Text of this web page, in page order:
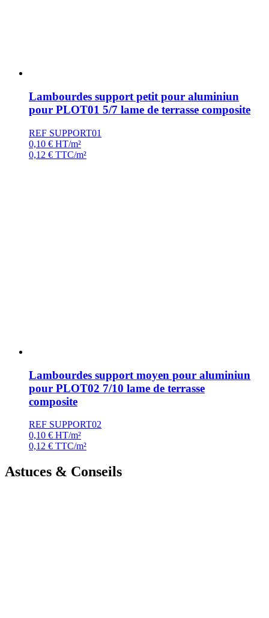
Lambourdes support petit pour aluminiun
pour PLOT01 5/7 lame de terrasse composite
REF SUPPORT01
0,10 € HT/m²
0,12 € TTC/m²
Lambourdes support moyen pour aluminiun
pour PLOT02 7/10 lame de terrasse
composite
REF SUPPORT02
0,10 € HT/m²
0,12 € TTC/m²
Astuces & Conseils